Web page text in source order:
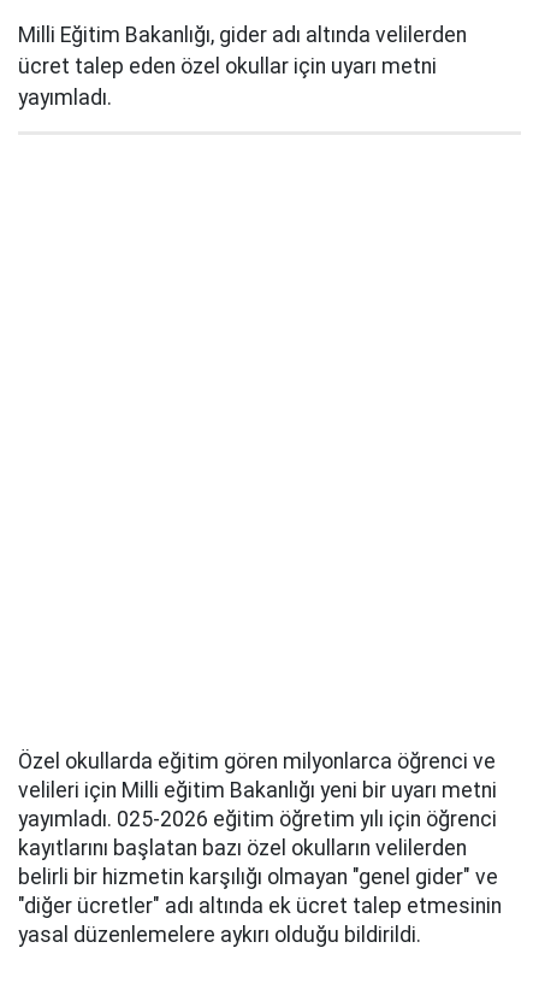
Milli Eğitim Bakanlığı, gider adı altında velilerden
ücret talep eden özel okullar için uyarı metni
yayımladı.
Özel okullarda eğitim gören milyonlarca öğrenci ve
velileri için Milli eğitim Bakanlığı yeni bir uyarı metni
yayımladı. 025-2026 eğitim öğretim yılı için öğrenci
kayıtlarını başlatan bazı özel okulların velilerden
belirli bir hizmetin karşılığı olmayan "genel gider" ve
"diğer ücretler" adı altında ek ücret talep etmesinin
yasal düzenlemelere aykırı olduğu bildirildi.